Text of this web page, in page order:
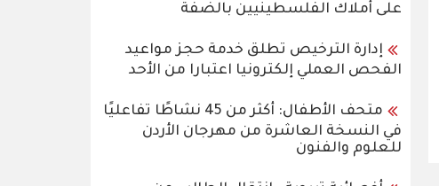
على أملاك الفلسطينيين بالضفة
إدارة الترخيص تطلق خدمة حجز مواعيد
الفحص العملي إلكترونيا اعتبارا من الأحد
متحف الأطفال: أكثر من 45 نشاطًا تفاعليًا
في النسخة العاشرة من مهرجان الأردن
للعلوم والفنون